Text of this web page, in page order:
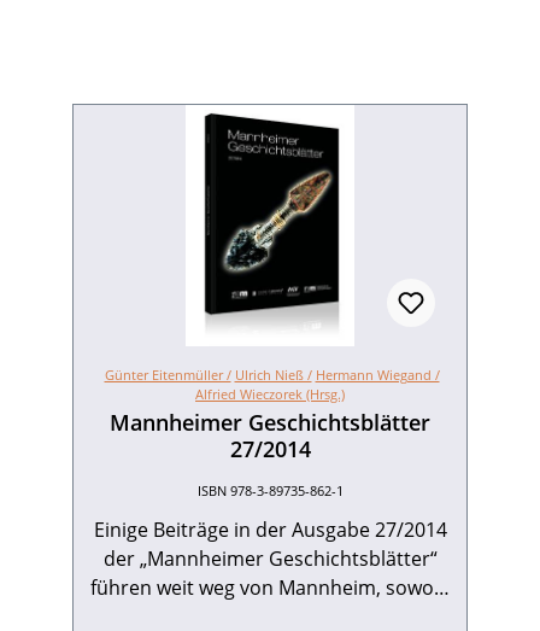
Günter Eitenmüller / Ulrich Nieß / Hermann Wiegand /
Alfried Wieczorek (Hrsg.)
Mannheimer Geschichtsblätter
27/2014
ISBN 978-3-89735-862-1
Einige Beiträge in der Ausgabe 27/2014
der „Mannheimer Geschichtsblätter“
führen weit weg von Mannheim, sowohl